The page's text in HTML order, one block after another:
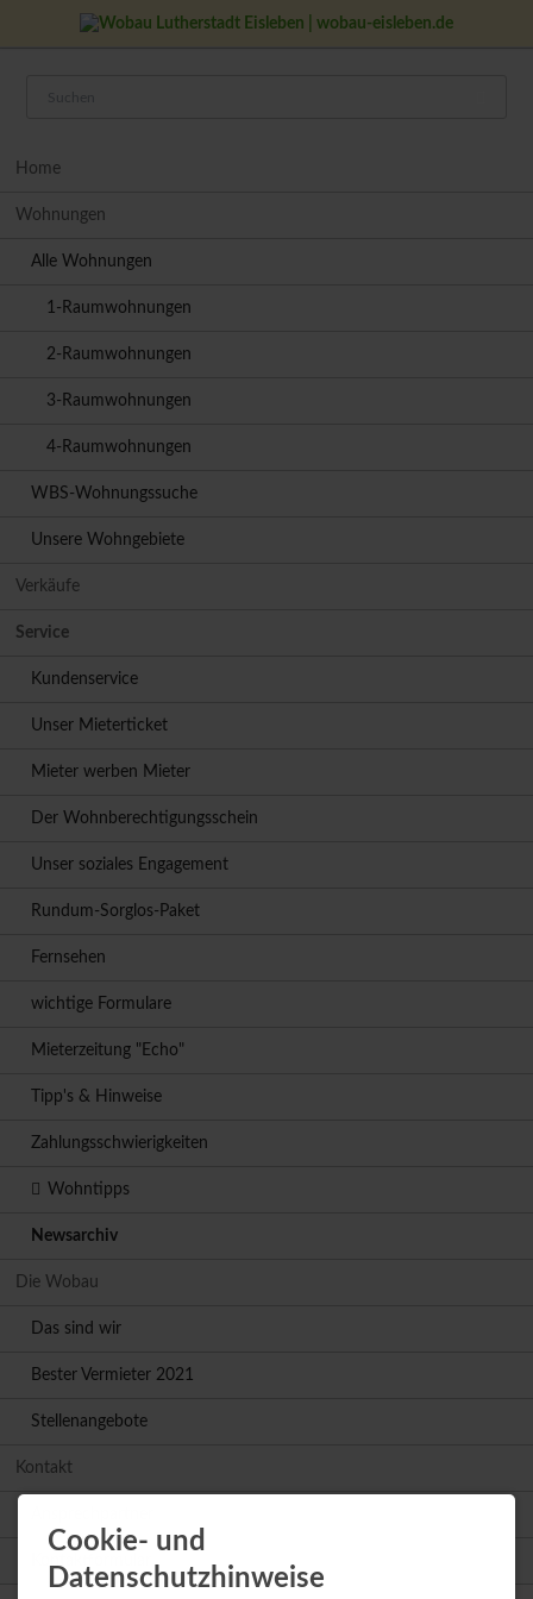
Home
Wohnungen
Alle Wohnungen
1-Raumwohnungen
2-Raumwohnungen
3-Raumwohnungen
4-Raumwohnungen
WBS-Wohnungssuche
Unsere Wohngebiete
Verkäufe
Service
Kundenservice
Unser Mieterticket
Mieter werben Mieter
Der Wohnberechtigungsschein
Unser soziales Engagement
Rundum-Sorglos-Paket
Fernsehen
wichtige Formulare
Mieterzeitung "Echo"
Tipp's & Hinweise
Zahlungsschwierigkeiten
Wohntipps
Newsarchiv
Die Wobau
Das sind wir
Bester Vermieter 2021
Stellenangebote
Kontakt
Cookie- und
Datenschutzhinweise